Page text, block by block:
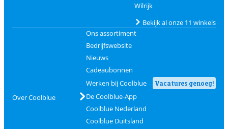
Wilrijk
Bekijk al onze 11 winkels
Over Coolblue
Ons assortiment
Bedrijfswebsite
Nieuws
Cadeaubonnen
Werken bij Coolblue
Vacatures genoeg!
De Coolblue-App
Coolblue Nederland
Coolblue Duitsland